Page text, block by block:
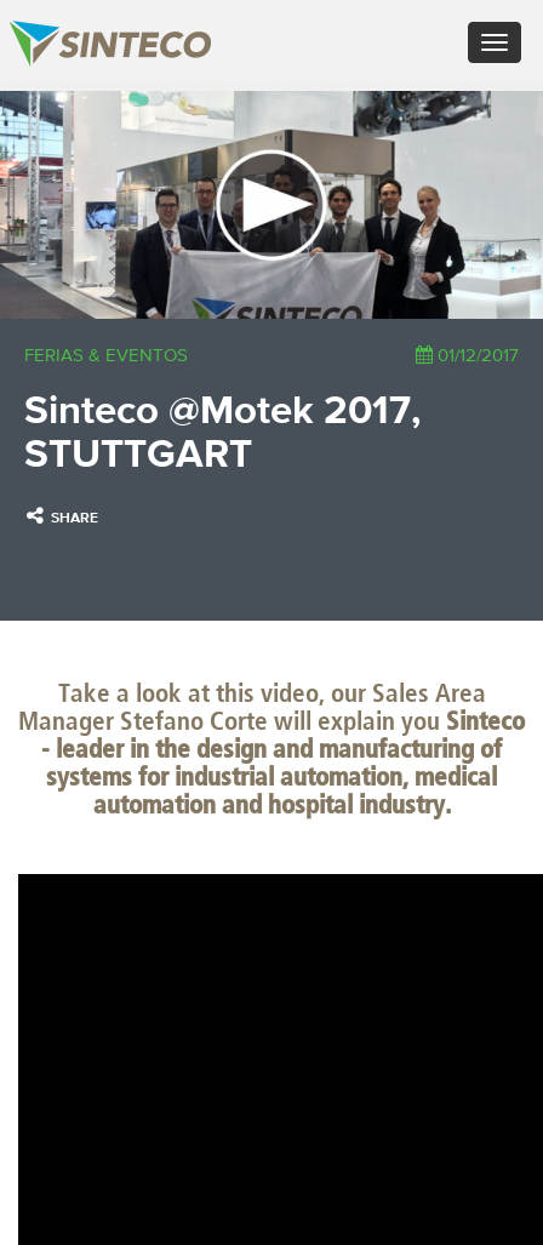
Toggle
ES - Español
PT - Português (PT)
RU - Русский
PL - Język polski
ZH - 汉语
JA - 日本語
TR - Türkçe
AE - اللغة العربية
FERIAS & EVENTOS 01/12/2017
Sinteco @Motek 2017,
STUTTGART
SHARE
Take a look at this video, our Sales Area
Manager Stefano Corte will explain you Sinteco
- leader in the design and manufacturing of
systems for industrial automation, medical
automation and hospital industry.